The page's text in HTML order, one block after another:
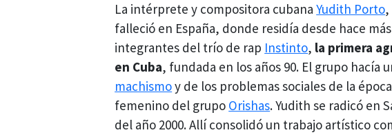
La intérprete y compositora cubanaYudith Porto,
falleció en España, donde residía desde hace
integrantes del trío de rap Instinto, la primera
en Cuba, fundada en los años 90. El grupo hacía
machismoy de los problemas sociales de la
femenino del grupo Orishas. Yudith se radicó en
del año 2000. Allí consolidó un trabajo artístico